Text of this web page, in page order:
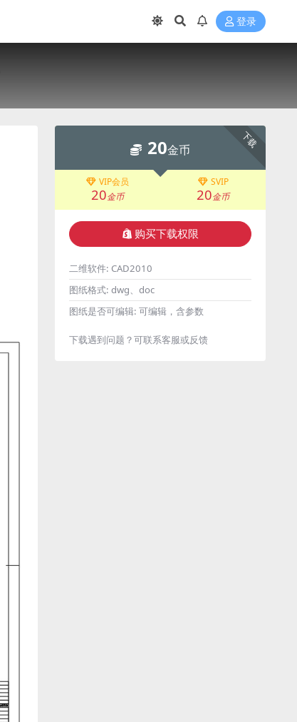
登录
下载
20金币
VIP会员
20金币
SVIP
20金币
购买下载权限
二维软件: CAD2010
图纸格式: dwg、doc
图纸是否可编辑: 可编辑，含参数
下载遇到问题？可联系客服或反馈